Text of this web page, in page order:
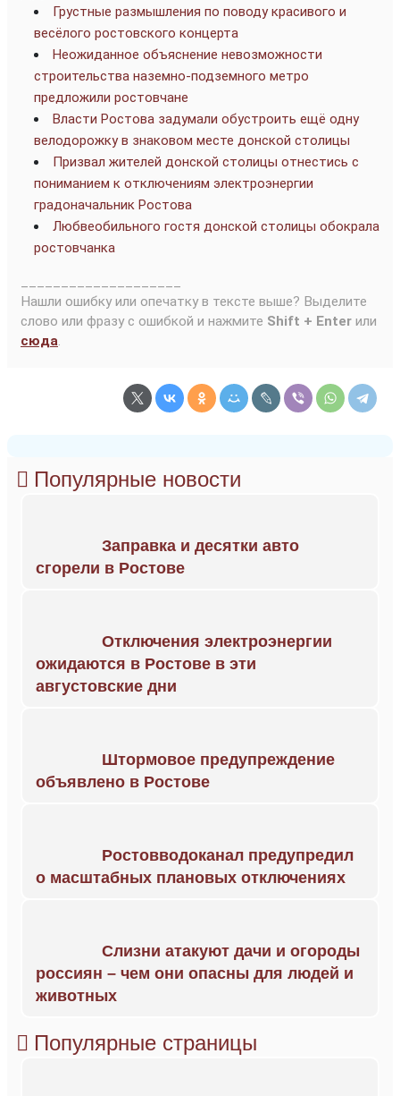
Грустные размышления по поводу красивого и
весёлого ростовского концерта
Неожиданное объяснение невозможности
строительства наземно-подземного метро
предложили ростовчане
Власти Ростова задумали обустроить ещё одну
велодорожку в знаковом месте донской столицы
Призвал жителей донской столицы отнестись с
пониманием к отключениям электроэнергии
градоначальник Ростова
Любвеобильного гостя донской столицы обокрала
ростовчанка
Нашли ошибку или опечатку в тексте выше? Выделите
слово или фразу с ошибкой и нажмите Shift + Enter или
сюда.
Популярные новости
Заправка и десятки авто
сгорели в Ростове
Отключения электроэнергии
ожидаются в Ростове в эти
августовские дни
Штормовое предупреждение
объявлено в Ростове
Ростовводоканал предупредил
о масштабных плановых отключениях
Слизни атакуют дачи и огороды
россиян – чем они опасны для людей и
животных
Популярные страницы